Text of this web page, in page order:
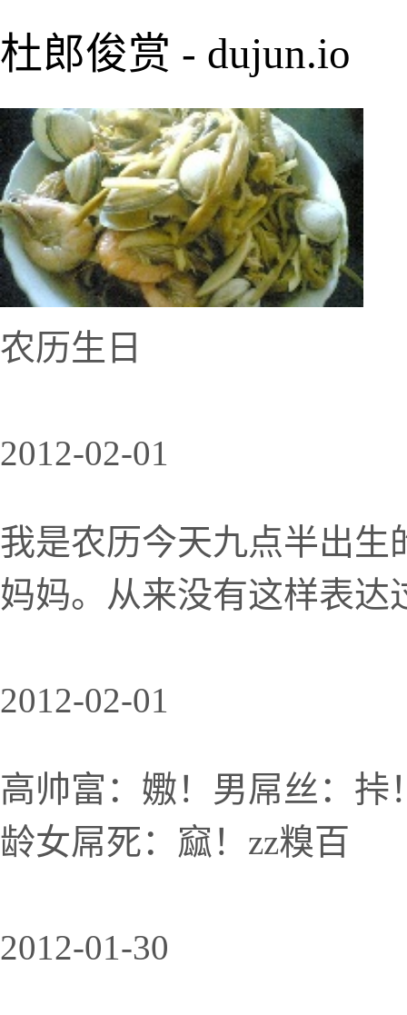
杜郎俊赏 - dujun.io
农历生日
2012-02-01
我是农历今天九点半出生
妈妈。从来没有这样表
2012-02-01
高帅富：嫐！男屌丝：
龄女屌死：窳！zz糗百
2012-01-30